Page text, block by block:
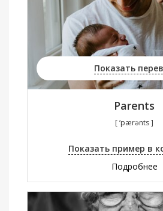
Показать
Parents
[ ‘pærənts ]
Показать пример в
Подробнее